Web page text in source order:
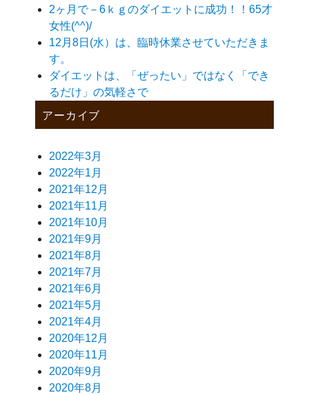
2ヶ月で－6ｋｇのダイエットに成功！！65才
女性(^^)/
12月8日(水）は、臨時休業させていただきま
す。
ダイエットは、「ぜったい」ではなく「でき
るだけ」の気軽さで
アーカイブ
2022年3月
2022年1月
2021年12月
2021年11月
2021年10月
2021年9月
2021年8月
2021年7月
2021年6月
2021年5月
2021年4月
2020年12月
2020年11月
2020年9月
2020年8月